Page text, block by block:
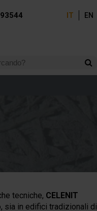
IT EN
tecniche, CELENIT
, sia in edifici tradizionali di